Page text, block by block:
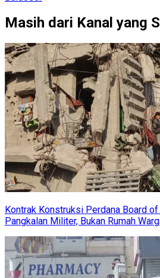
Masih dari Kanal yang
Kontrak Konstruksi Perdana Board
Pangkalan Militer, Bukan Rumah